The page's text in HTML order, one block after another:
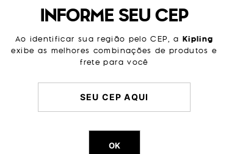
dia para a noite que vai
use o bolso frontal com
nylon reciclado
Cor
Modelo
Tamanho
Cor Original
INFORME SEU CEP
Ao identificar sua região pelo CEP, a Kipling
exibe as melhores combinações de produtos e
frete para você
OK